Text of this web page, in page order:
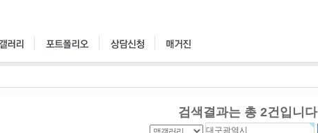
검색결과는 총 2건입니다